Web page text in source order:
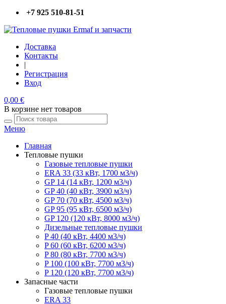
+7 925 510-81-51
Доставка
Контакты
|
Регистрация
Вход
0,00 €
В корзине нет товаров
Меню
Главная
Тепловые пушки
Газовые тепловые пушки
ERA 33 (33 кВт, 1700 м3/ч)
GP 14 (14 кВт, 1200 м3/ч)
GP 40 (40 кВт, 3900 м3/ч)
GP 70 (70 кВт, 4500 м3/ч)
GP 95 (95 кВт, 6500 м3/ч)
GP 120 (120 кВт, 8000 м3/ч)
Дизельные тепловые пушки
P 40 (40 кВт, 4400 м3/ч)
P 60 (60 кВт, 6200 м3/ч)
P 80 (80 кВт, 7700 м3/ч)
P 100 (100 кВт, 7700 м3/ч)
P 120 (120 кВт, 7700 м3/ч)
Запасные части
Газовые тепловые пушки
ERA 33